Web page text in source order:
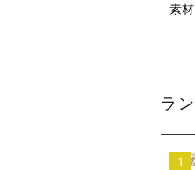
素
ラ
1